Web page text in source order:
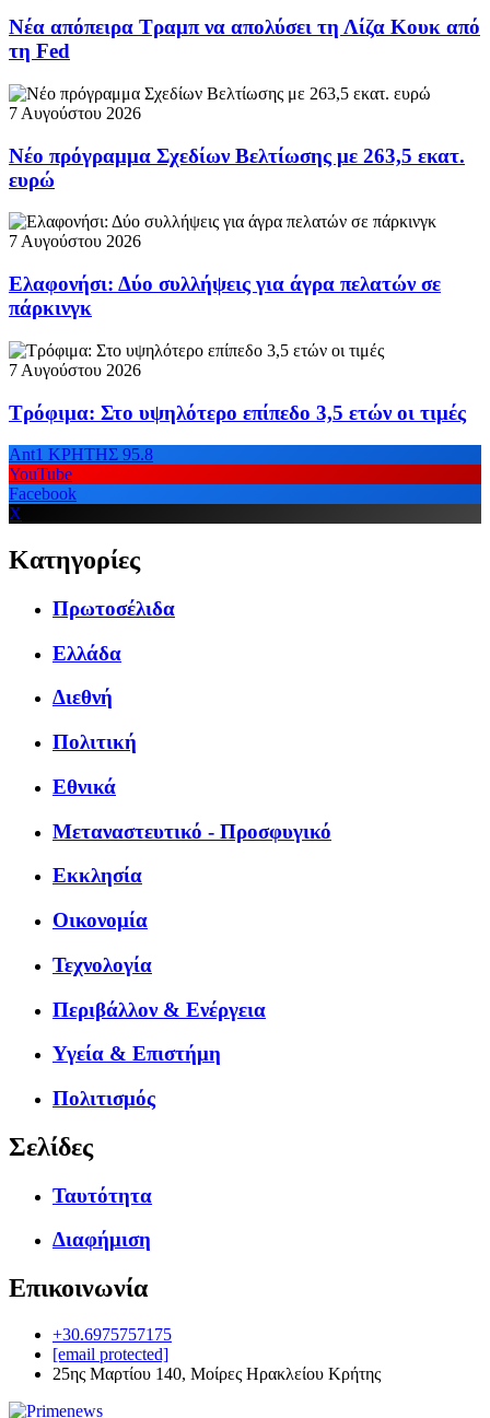
Νέα απόπειρα Τραμπ να απολύσει τη Λίζα Κουκ από
τη Fed
7 Αυγούστου 2026
Νέο πρόγραμμα Σχεδίων Βελτίωσης με 263,5 εκατ.
ευρώ
7 Αυγούστου 2026
Ελαφονήσι: Δύο συλλήψεις για άγρα πελατών σε
πάρκινγκ
7 Αυγούστου 2026
Τρόφιμα: Στο υψηλότερο επίπεδο 3,5 ετών οι τιμές
Ant1 ΚΡΗΤΗΣ 95.8
YouTube
Facebook
X
Κατηγορίες
Πρωτοσέλιδα
Ελλάδα
Διεθνή
Πολιτική
Εθνικά
Μεταναστευτικό - Προσφυγικό
Εκκλησία
Οικονομία
Τεχνολογία
Περιβάλλον & Ενέργεια
Υγεία & Επιστήμη
Πολιτισμός
Σελίδες
Ταυτότητα
Διαφήμιση
Επικοινωνία
+30.6975757175
[email protected]
25ης Μαρτίου 140, Μοίρες Ηρακλείου Κρήτης